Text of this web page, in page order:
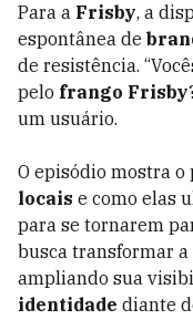
Para a Frisby, a
espontânea de
de resistência.
pelo frango Frisby
um usuário.
O episódio mostra
locais e como elas
para se tornarem
busca transformar
ampliando sua
identidade diante